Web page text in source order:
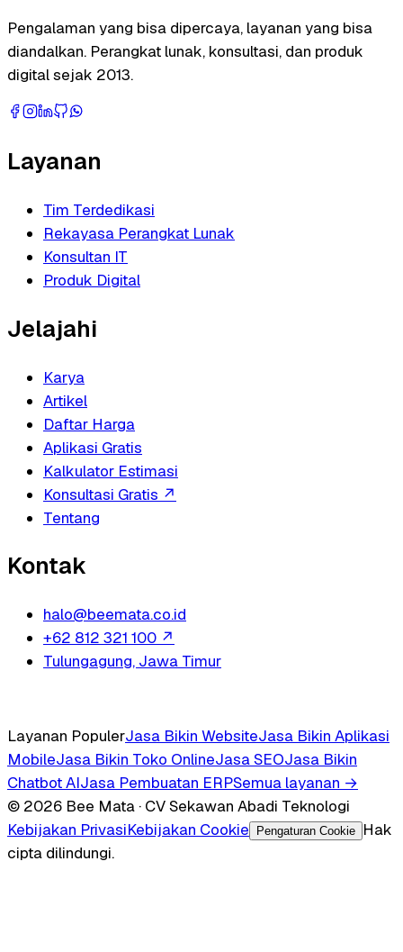
Pengalaman yang bisa dipercaya, layanan yang bisa
diandalkan. Perangkat lunak, konsultasi, dan produk
digital sejak 2013.
Layanan
Tim Terdedikasi
Rekayasa Perangkat Lunak
Konsultan IT
Produk Digital
Jelajahi
Karya
Artikel
Daftar Harga
Aplikasi Gratis
Kalkulator Estimasi
Konsultasi Gratis ↗
Tentang
Kontak
halo@beemata.co.id
+62 812 321 100 ↗
Tulungagung, Jawa Timur
Layanan PopulerJasa Bikin WebsiteJasa Bikin Aplikasi
MobileJasa Bikin Toko OnlineJasa SEOJasa Bikin
Chatbot AIJasa Pembuatan ERPSemua layanan →
© 2026 Bee Mata · CV Sekawan Abadi Teknologi
Kebijakan PrivasiKebijakan Cookie Pengaturan Cookie
Hak
cipta dilindungi.